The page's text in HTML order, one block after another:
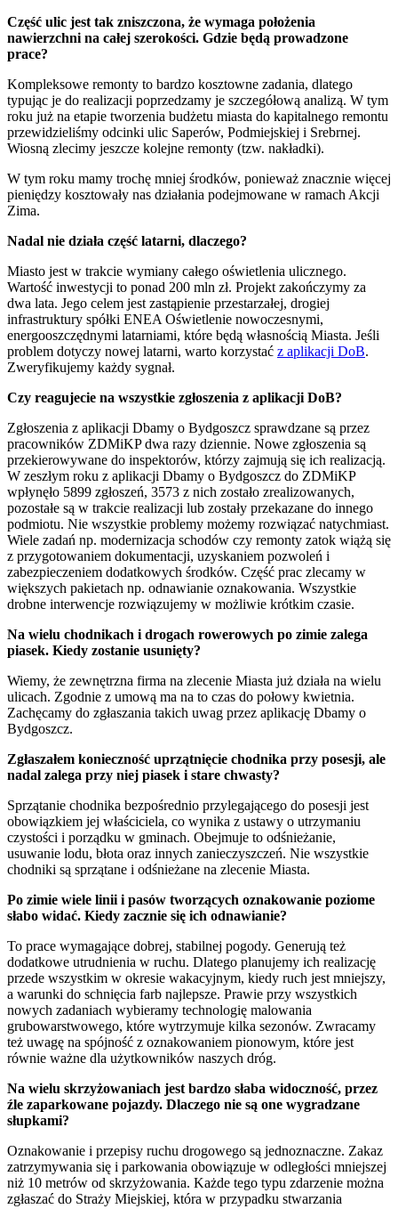
Część ulic jest tak zniszczona, że wymaga położenia
nawierzchni na całej szerokości. Gdzie będą prowadzone
prace?
Kompleksowe remonty to bardzo kosztowne zadania, dlatego
typując je do realizacji poprzedzamy je szczegółową analizą. W tym
roku już na etapie tworzenia budżetu miasta do kapitalnego remontu
przewidzieliśmy odcinki ulic Saperów, Podmiejskiej i Srebrnej.
Wiosną zlecimy jeszcze kolejne remonty (tzw. nakładki).
W tym roku mamy trochę mniej środków, ponieważ znacznie więcej
pieniędzy kosztowały nas działania podejmowane w ramach Akcji
Zima.
Nadal nie działa część latarni, dlaczego?
Miasto jest w trakcie wymiany całego oświetlenia ulicznego.
Wartość inwestycji to ponad 200 mln zł. Projekt zakończymy za
dwa lata. Jego celem jest zastąpienie przestarzałej, drogiej
infrastruktury spółki ENEA Oświetlenie nowoczesnymi,
energooszczędnymi latarniami, które będą własnością Miasta. Jeśli
problem dotyczy nowej latarni, warto korzystać z aplikacji DoB.
Zweryfikujemy każdy sygnał.
Czy reagujecie na wszystkie zgłoszenia z aplikacji DoB?
Zgłoszenia z aplikacji Dbamy o Bydgoszcz sprawdzane są przez
pracowników ZDMiKP dwa razy dziennie. Nowe zgłoszenia są
przekierowywane do inspektorów, którzy zajmują się ich realizacją.
W zeszłym roku z aplikacji Dbamy o Bydgoszcz do ZDMiKP
wpłynęło 5899 zgłoszeń, 3573 z nich zostało zrealizowanych,
pozostałe są w trakcie realizacji lub zostały przekazane do innego
podmiotu. Nie wszystkie problemy możemy rozwiązać natychmiast.
Wiele zadań np. modernizacja schodów czy remonty zatok wiążą się
z przygotowaniem dokumentacji, uzyskaniem pozwoleń i
zabezpieczeniem dodatkowych środków. Część prac zlecamy w
większych pakietach np. odnawianie oznakowania. Wszystkie
drobne interwencje rozwiązujemy w możliwie krótkim czasie.
Na wielu chodnikach i drogach rowerowych po zimie zalega
piasek. Kiedy zostanie usunięty?
Wiemy, że zewnętrzna firma na zlecenie Miasta już działa na wielu
ulicach. Zgodnie z umową ma na to czas do połowy kwietnia.
Zachęcamy do zgłaszania takich uwag przez aplikację Dbamy o
Bydgoszcz.
Zgłaszałem konieczność uprzątnięcie chodnika przy posesji, ale
nadal zalega przy niej piasek i stare chwasty?
Sprzątanie chodnika bezpośrednio przylegającego do posesji jest
obowiązkiem jej właściciela, co wynika z ustawy o utrzymaniu
czystości i porządku w gminach. Obejmuje to odśnieżanie,
usuwanie lodu, błota oraz innych zanieczyszczeń. Nie wszystkie
chodniki są sprzątane i odśnieżane na zlecenie Miasta.
Po zimie wiele linii i pasów tworzących oznakowanie poziome
słabo widać. Kiedy zacznie się ich odnawianie?
To prace wymagające dobrej, stabilnej pogody. Generują też
dodatkowe utrudnienia w ruchu. Dlatego planujemy ich realizację
przede wszystkim w okresie wakacyjnym, kiedy ruch jest mniejszy,
a warunki do schnięcia farb najlepsze. Prawie przy wszystkich
nowych zadaniach wybieramy technologię malowania
grubowarstwowego, które wytrzymuje kilka sezonów. Zwracamy
też uwagę na spójność z oznakowaniem pionowym, które jest
równie ważne dla użytkowników naszych dróg.
Na wielu skrzyżowaniach jest bardzo słaba widoczność, przez
źle zaparkowane pojazdy. Dlaczego nie są one wygradzane
słupkami?
Oznakowanie i przepisy ruchu drogowego są jednoznaczne. Zakaz
zatrzymywania się i parkowania obowiązuje w odległości mniejszej
niż 10 metrów od skrzyżowania. Każde tego typu zdarzenie można
zgłaszać do Straży Miejskiej, która w przypadku stwarzania